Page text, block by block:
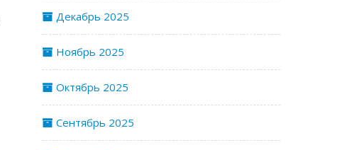
Декабрь 2025
Ноябрь 2025
Октябрь 2025
Сентябрь 2025